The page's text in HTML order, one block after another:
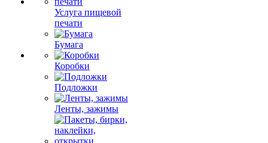
Услуга пищевой
печати
Бумага
Коробки
Подложки
Ленты, зажимы